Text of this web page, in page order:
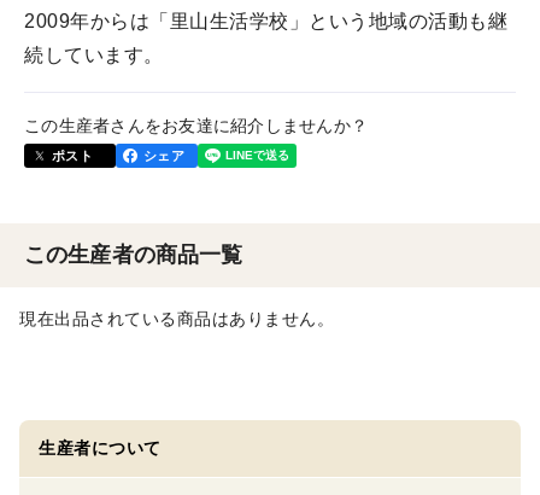
2009年からは「里山生活学校」という地域の活動も継
続しています。
この生産者さんをお友達に紹介しませんか？
ポスト シェア
この生産者の商品一覧
現在出品されている商品はありません。
生産者について